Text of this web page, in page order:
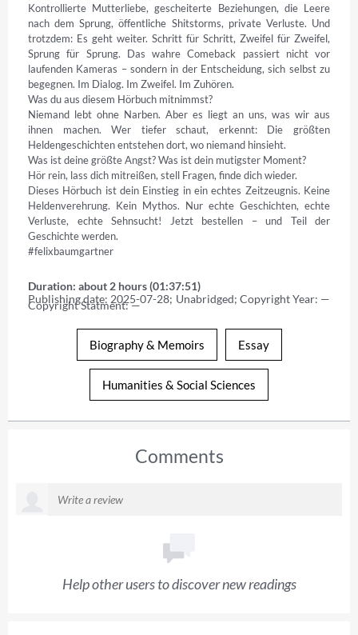
Kontrollierte Mutterliebe, gescheiterte Beziehungen, die Leere
nach dem Sprung, öffentliche Shitstorms, private Verluste. Und
trotzdem: Es geht weiter. Schritt für Schritt, Zweifel für Zweifel,
Sprung für Sprung. Das wahre Comeback passiert nicht vor
laufenden Kameras – sondern in der Entscheidung, sich selbst zu
begegnen. Im Dialog. Im Zweifel. Im Zuhören.
Was du aus diesem Hörbuch mitnimmst?
Niemand lebt ohne Narben. Aber es liegt an uns, was wir aus
ihnen machen. Wer tiefer schaut, erkennt: Die größten
Heldengeschichten entstehen dort, wo niemand hinsieht.
Was ist deine größte Angst? Was ist dein mutigster Moment?
Hör rein, lass dich mitreißen, stell Fragen, finde dich wieder.
Dieses Hörbuch ist dein Einstieg in ein echtes Zeitzeugnis. Keine
Heldenverehrung. Kein Mythos. Nur echte Geschichten, echte
Verluste, echte Sehnsucht! Jetzt bestellen – und Teil der
Geschichte werden.
#felixbaumgartner
Duration: about 2 hours (01:37:51)
Publishing date: 2025-07-28; Unabridged; Copyright Year: —
Copyright Statment: —
Biography & Memoirs Essay
Humanities & Social Sciences
Comments
Help other users to discover new readings